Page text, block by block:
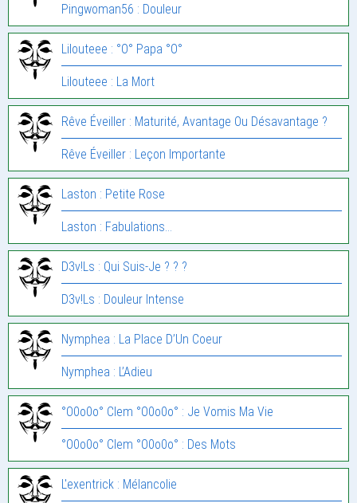
Pingwoman56 : Douleur
Lilouteee : °O° Papa °O°
Lilouteee : La Mort
Rêve Éveiller : Maturité, Avantage Ou Désavantage ?
Rêve Éveiller : Leçon Importante
Laston : Petite Rose
Laston : Fabulations…
D3v!Ls : Qui Suis-Je ? ? ?
D3v!Ls : Douleur Intense
Nymphea : La Place D’Un Coeur
Nymphea : L’Adieu
°O0o0o° Clem °O0o0o° : Je Vomis Ma Vie
°O0o0o° Clem °O0o0o° : Des Mots
L'exentrick : Mélancolie